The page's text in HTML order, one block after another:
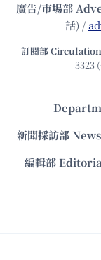
廣告/市場部
話) /
訂閱部
3323
新聞採訪部
編輯部